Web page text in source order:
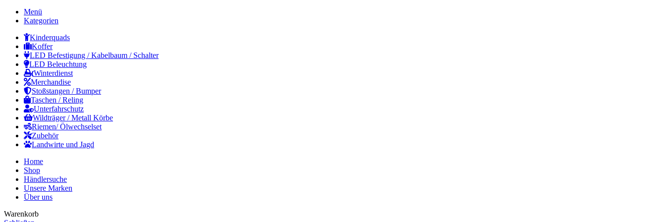
Menü
Kategorien
Kinderquads
Koffer
LED Befestigung / Kabelbaum / Schalter
LED Beleuchtung
Winterdienst
Merchandise
Stoßstangen / Bumper
Taschen / Reling
Unterfahrschutz
Wildträger / Metall Körbe
Riemen/ Ölwechselset
Zubehör
Landwirte und Jagd
Home
Shop
Händlersuche
Unsere Marken
Über uns
Warenkorb